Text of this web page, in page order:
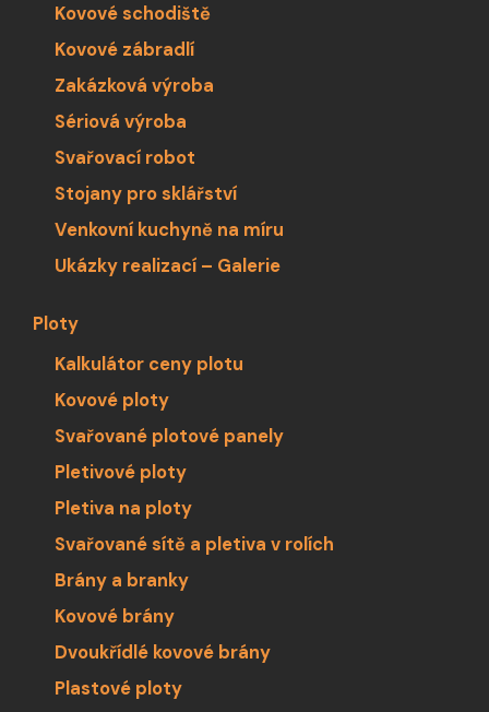
Kovové schodiště
Kovové zábradlí
Zakázková výroba
Sériová výroba
Svařovací robot
Stojany pro sklářství
Venkovní kuchyně na míru
Ukázky realizací – Galerie
Ploty
Kalkulátor ceny plotu
Kovové ploty
Svařované plotové panely
Pletivové ploty
Pletiva na ploty
Svařované sítě a pletiva v rolích
Brány a branky
Kovové brány
Dvoukřídlé kovové brány
Plastové ploty